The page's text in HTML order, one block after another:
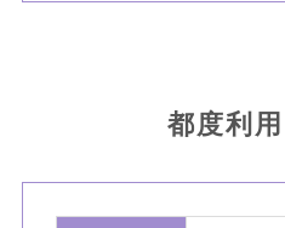
都度利